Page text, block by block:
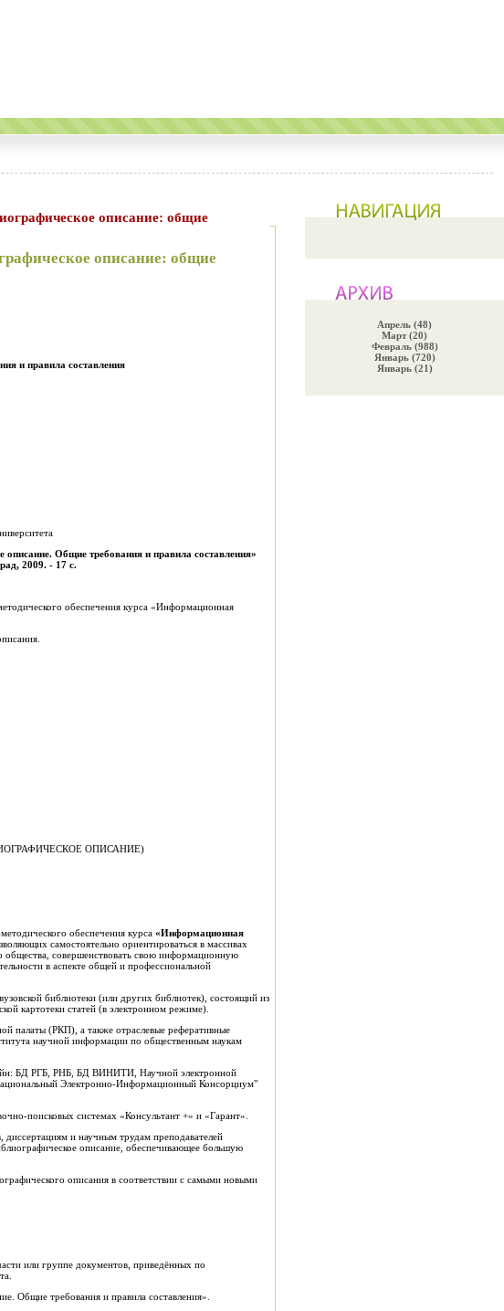
описание: общие
и правила составления
Общие требования и правила составления»
2009. - 17 с.
обеспечения курса «Информационная
ОПИСАНИЕ)
обеспечения курса «Информационная
самостоятельно ориентироваться в массивах
общества, совершенствовать свою информационную
в аспекте общей и профессиональной
библиотеки (или других библиотек), состоящий из
картотеки статей (в электронном режиме).
палаты (РКП), а также отраслевые реферативные
научной информации по общественным наукам
БД РГБ, РНБ, БД ВИНИТИ, Научной электронной
Электронно-Информационный Консорциум"
поисковых системах «Консультант +» и «Гарант».
и научным трудам преподавателей
описание, обеспечивающее большую
описания в соответствии с самыми новыми
или группе документов, приведённых по
Общие требования и правила составления».
Апрель (48)
Март (20)
Февраль (988)
Январь (720)
Январь (21)